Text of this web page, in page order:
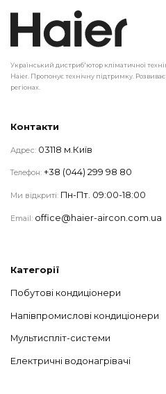
Український дистриб'ютор кліматичної
Haier. Пропонує технічну підтримку.
регіонах.
Категорії
Побутові кондиціонери
Напівпромислові кондиціонери
Мультиспліт-системи
Електричні водонагрівачі
Контакти
Адрес: 03118 м.Київ
Телефон: +38 (044) 299 98 80
Ми відкриті: Пн-Пт. 09:00-18:00
Email: office@haier-aircon.com.ua